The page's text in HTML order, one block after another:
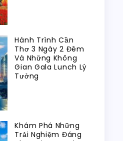
Hành Trình Cần
Thơ 3 Ngày 2 Đêm
Và Những Không
Gian Gala Lunch Lý
Tưởng
Khám Phá Những
Trải Nghiệm Đáng